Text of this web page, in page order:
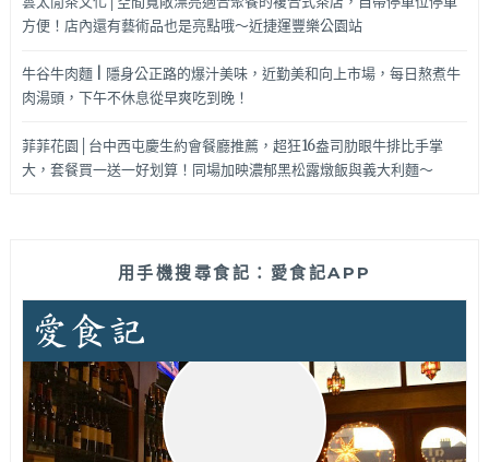
方便！店內還有藝術品也是亮點哦～近捷運豐樂公園站
牛谷牛肉麵 | 隱身公正路的爆汁美味，近勤美和向上市場，每日熬煮牛
肉湯頭，下午不休息從早爽吃到晚！
菲菲花園│台中西屯慶生約會餐廳推薦，超狂16盎司肋眼牛排比手掌
大，套餐買一送一好划算！同場加映濃郁黑松露燉飯與義大利麵～
用手機搜尋食記：愛食記APP